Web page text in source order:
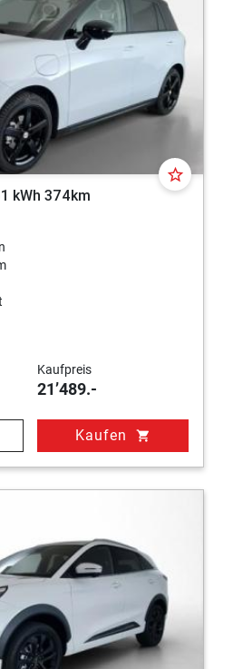
star_border
kWh 374km
Kaufpreis
21’489.-
Kaufen shopping_cart